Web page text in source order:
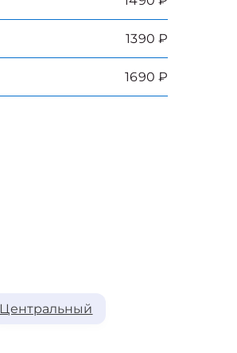
1390 ₽
1690 ₽
Центральный